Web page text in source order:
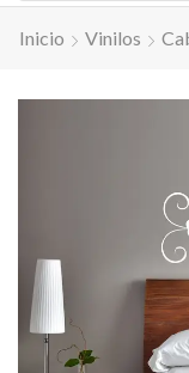
Inicio Vinilos